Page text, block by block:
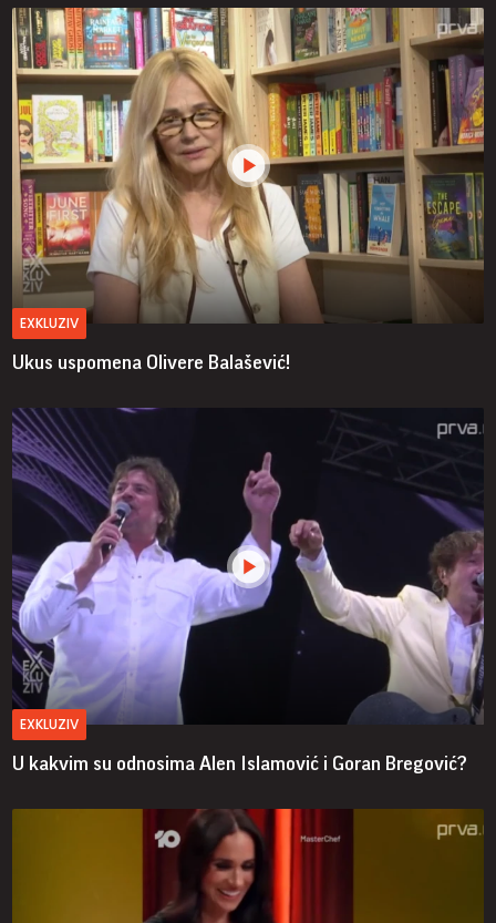
EXKLUZIV
Ukus uspomena Olivere Balašević!
EXKLUZIV
U kakvim su odnosima Alen Islamović i Goran Bregović?